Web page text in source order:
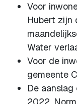
Voor
Hubert zijn
Water
Voor de
gemeente
De